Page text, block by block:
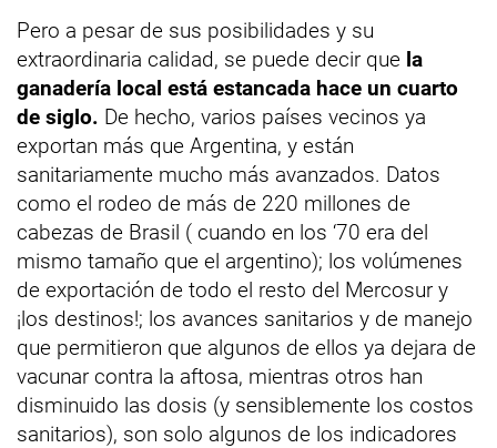
Pero a pesar de sus posibilidades y su
extraordinaria calidad, se puede decir que la
ganadería local está estancada hace un cuarto
de siglo. De hecho, varios países vecinos ya
exportan más que Argentina, y están
sanitariamente mucho más avanzados. Datos
como el rodeo de más de 220 millones de
cabezas de Brasil ( cuando en los ‘70 era del
mismo tamaño que el argentino); los volúmenes
de exportación de todo el resto del Mercosur y
¡los destinos!; los avances sanitarios y de manejo
que permitieron que algunos de ellos ya dejara de
vacunar contra la aftosa, mientras otros han
disminuido las dosis (y sensiblemente los costos
sanitarios), son solo algunos de los indicadores